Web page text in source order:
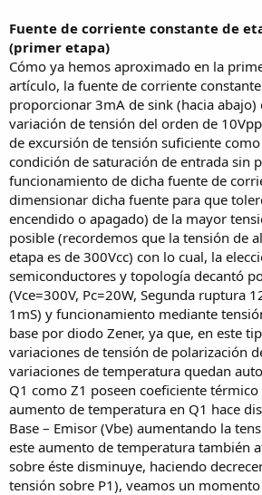
Fuente de corriente constante de
(primer etapa)
Cómo ya hemos aproximado en la
artículo, la fuente de corriente
proporcionar 3mA de sink (hacia abajo)
variación de tensión del orden de
de excursión de tensión suficiente
condición de saturación de entrada sin
funcionamiento de dicha fuente de
dimensionar dicha fuente para que
encendido o apagado) de la mayor
posible (recordemos que la tensión de
etapa es de 300Vcc) con lo cual, la
semiconductores y topología decantó
(Vce=300V, Pc=20W, Segunda ruptura
1mS) y funcionamiento mediante
base por diodo Zener, ya que, en este
variaciones de tensión de polarización
variaciones de temperatura quedan
Q1 como Z1 poseen coeficiente
aumento de temperatura en Q1 hace
Base – Emisor (Vbe) aumentando la
este aumento de temperatura también
sobre éste disminuye, haciendo
tensión sobre P1), veamos un